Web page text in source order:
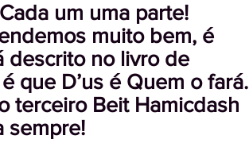
um uma parte!
muito bem, é
descrito no livro de
que D’us é Quem o fará.
terceiro Beit Hamicdash
sempre!